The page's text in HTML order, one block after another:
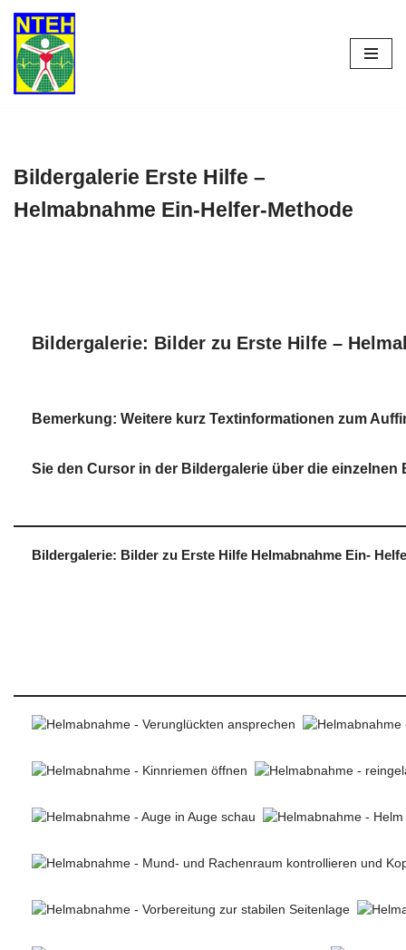
Zum
Inhalt
springen
Bildergalerie Erste Hilfe –
Helmabnahme Ein-Helfer-Methode
Bildergalerie: Bilder zu Erste Hilfe –
Bemerkung: Weitere kurz Textinformationen zum
Sie den Cursor in der Bildergalerie über die einzelnen
Bildergalerie: Bilder zu Erste Hilfe Helmabnahme Ein-